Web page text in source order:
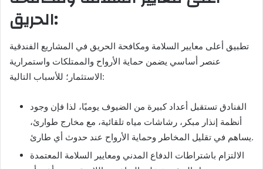
الحريق:
تطبيق أعلى معايير السلامة ومكافحة الحريق في المشاريع الفندقية
عنصر أساسي يضمن حماية الأرواح والممتلكات واستمرارية
الاستثمار؛ للأسباب التالية:
الفنادق تستقبل أعداد كبيرة من الضيوف يوميًا، لذا فإن وجود
أنظمة إنذار مبكر، رشاشات مياه تلقائية، مع مخارج طوارئ،
يساهم في تقليل المخاطر وحماية الأرواح عند حدوث أي طارئ.
الالتزام باشتراطات الدفاع المدني ومعايير السلامة المعتمدة